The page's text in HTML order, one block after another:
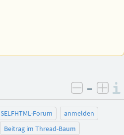
negativ
–
SELFHTML-Forum
anmelden
Beitrag im Thread-Baum